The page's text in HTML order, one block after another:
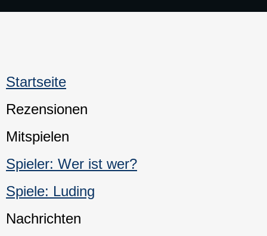
Startseite
Rezensionen
Mitspielen
Spieler: Wer ist wer?
Spiele: Luding
Nachrichten